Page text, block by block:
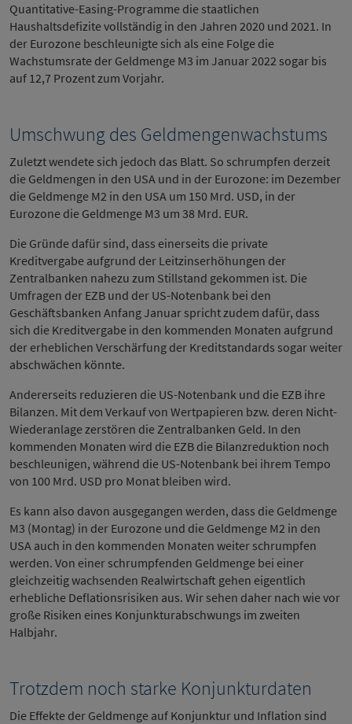
Quantitative-Easing-Programme die staatlichen
Haushaltsdefizite vollständig in den Jahren 2020 und 2021. In
der Eurozone beschleunigte sich als eine Folge die
Wachstumsrate der Geldmenge M3 im Januar 2022 sogar bis
auf 12,7 Prozent zum Vorjahr.
Umschwung des Geldmengenwachstums
Zuletzt wendete sich jedoch das Blatt. So schrumpfen derzeit
die Geldmengen in den USA und in der Eurozone: im Dezember
die Geldmenge M2 in den USA um 150 Mrd. USD, in der
Eurozone die Geldmenge M3 um 38 Mrd. EUR.
Die Gründe dafür sind, dass einerseits die private
Kreditvergabe aufgrund der Leitzinserhöhungen der
Zentralbanken nahezu zum Stillstand gekommen ist. Die
Umfragen der EZB und der US-Notenbank bei den
Geschäftsbanken Anfang Januar spricht zudem dafür, dass
sich die Kreditvergabe in den kommenden Monaten aufgrund
der erheblichen Verschärfung der Kreditstandards sogar weiter
abschwächen könnte.
Andererseits reduzieren die US-Notenbank und die EZB ihre
Bilanzen. Mit dem Verkauf von Wertpapieren bzw. deren Nicht-
Wiederanlage zerstören die Zentralbanken Geld. In den
kommenden Monaten wird die EZB die Bilanzreduktion noch
beschleunigen, während die US-Notenbank bei ihrem Tempo
von 100 Mrd. USD pro Monat bleiben wird.
Es kann also davon ausgegangen werden, dass die Geldmenge
M3 (Montag) in der Eurozone und die Geldmenge M2 in den
USA auch in den kommenden Monaten weiter schrumpfen
werden. Von einer schrumpfenden Geldmenge bei einer
gleichzeitig wachsenden Realwirtschaft gehen eigentlich
erhebliche Deflationsrisiken aus. Wir sehen daher nach wie vor
große Risiken eines Konjunkturabschwungs im zweiten
Halbjahr.
Trotzdem noch starke Konjunkturdaten
Die Effekte der Geldmenge auf Konjunktur und Inflation sind